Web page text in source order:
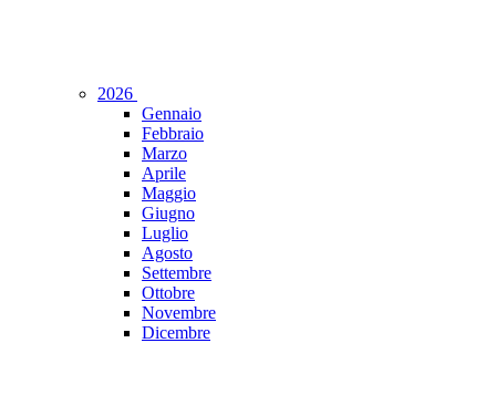
2026
Gennaio
Febbraio
Marzo
Aprile
Maggio
Giugno
Luglio
Agosto
Settembre
Ottobre
Novembre
Dicembre